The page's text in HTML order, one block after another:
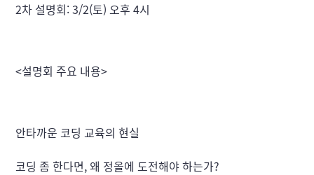
2차 설명회: 3/2(토) 오후 4시
<설명회 주요 내용>
안타까운 코딩 교육의 현실
코딩 좀 한다면, 왜 정올에 도전해야 하는가?